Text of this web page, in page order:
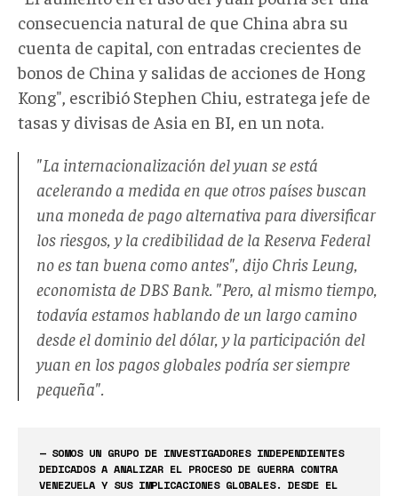
consecuencia natural de que China abra su
cuenta de capital, con entradas crecientes de
bonos de China y salidas de acciones de Hong
Kong", escribió Stephen Chiu, estratega jefe de
tasas y divisas de Asia en BI, en un nota.
"La internacionalización del yuan se está
acelerando a medida en que otros países buscan
una moneda de pago alternativa para diversificar
los riesgos, y la credibilidad de la Reserva Federal
no es tan buena como antes", dijo Chris Leung,
economista de DBS Bank. "Pero, al mismo tiempo,
todavía estamos hablando de un largo camino
desde el dominio del dólar, y la participación del
yuan en los pagos globales podría ser siempre
pequeña".
— SOMOS UN GRUPO DE INVESTIGADORES INDEPENDIENTES
DEDICADOS A ANALIZAR EL PROCESO DE GUERRA CONTRA
VENEZUELA Y SUS IMPLICACIONES GLOBALES. DESDE EL